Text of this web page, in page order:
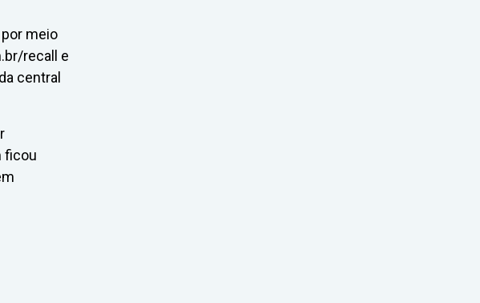
meio
recall e
central
ficou